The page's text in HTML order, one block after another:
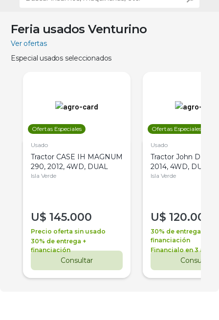
Feria usados Venturino
Ver ofertas
Especial usados seleccionados
Ofertas Especiales
Usado
Tractor CASE IH MAGNUM
290, 2012, 4WD, DUAL
Isla Verde
U$ 145.000
Precio oferta sin usado
30% de entrega +
financiación
Consultar
Ofertas Especiales
Usado
Tractor John Deere
2014, 4WD, DUAL
Isla Verde
U$ 120.000
30% de entrega +
financiación
Financialo en 3 años
Consultar